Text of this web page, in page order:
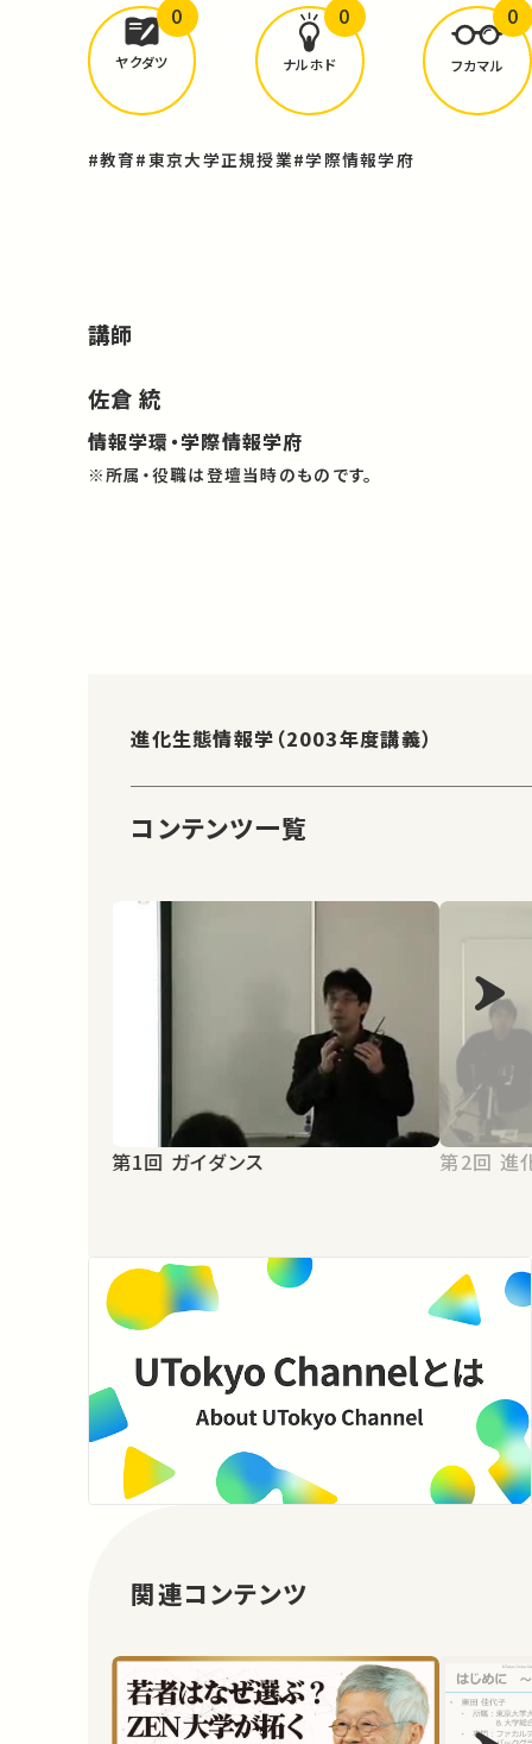
どんな学びがありましたか？
ヤクダツ
0
ナルホド
0
フカマル
0
#教育#東京大学正規授業#学際情報学府
講師
佐倉 統
情報学環・学際情報学府
※所属・役職は登壇当時のものです。
進化生態情報学（2003年度講義）
コンテンツ一覧
第1回 ガイダンス 第2
関連コンテンツ